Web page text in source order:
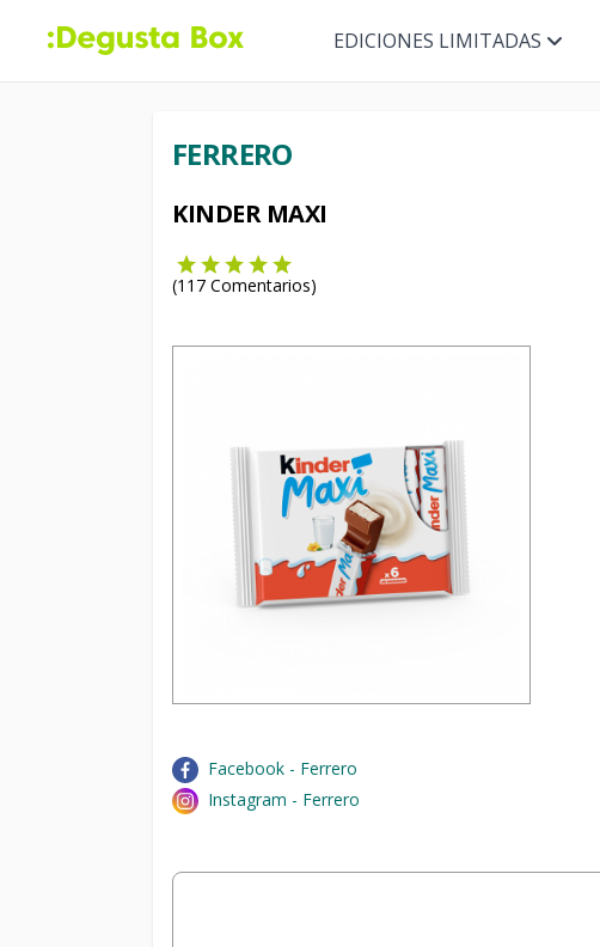
EDICIONES LIMITADAS
FERRERO
KINDER MAXI
(117 Comentarios)
Facebook - Ferrero
Instagram - Ferrero